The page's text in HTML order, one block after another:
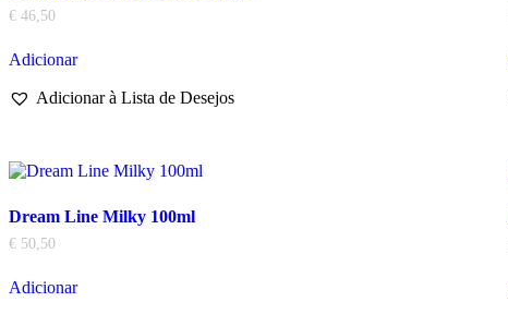
€ 46,50
Adicionar
Adicionar à Lista de Desejos
Dream Line Milky 100ml
€ 50,50
Adicionar